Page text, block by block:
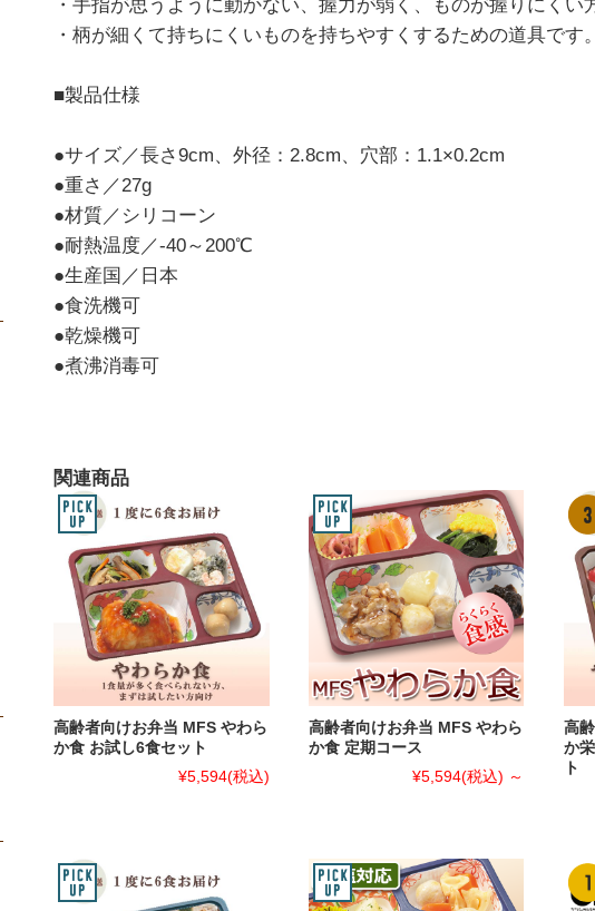
・手指が思うように動かない、握力が弱く、ものが握りにくい
・柄が細くて持ちにくいものを持ちやすくするための道具です。
■製品仕様
●サイズ／長さ9cm、外径：2.8cm、穴部：1.1×0.2cm
●重さ／27g
●材質／シリコーン
●耐熱温度／-40～200℃
●生産国／日本
●食洗機可
●乾燥機可
●煮沸消毒可
関連商品
高齢者向けお弁当 MFS やわら
か食 お試し6食セット
¥5,594(税込)
高齢者向けお弁当 MFS やわら
か食 定期コース
¥5,594(税込) ～
高
か
ト